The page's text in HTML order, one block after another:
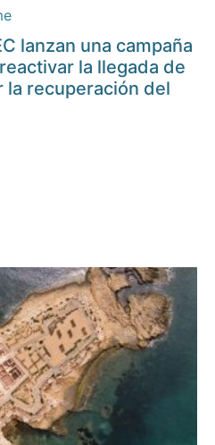
lanzan una campaña
la llegada de
la recuperación del